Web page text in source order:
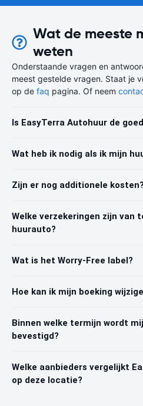
Wat de meeste
weten
Onderstaande vragen en
meest gestelde vragen. Staat je
op de faq pagina. Of neem
Is EasyTerra Autohuur de
Wat heb ik nodig als ik mijn
Zijn er nog additionele kosten?
Welke verzekeringen zijn van
huurauto?
Wat is het Worry-Free label?
Hoe kan ik mijn boeking
Binnen welke termijn wordt
bevestigd?
Welke aanbieders vergelijkt
op deze locatie?